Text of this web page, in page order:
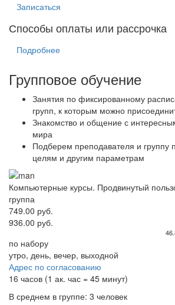
Записаться
Способы оплаты или рассрочка
Подробнее
Групповое обучение
Занятия по фиксированному
групп, к которым можно
Знакомство и общение с
мира
Подберем преподавателя и группу
целям и другим параметрам
Компьютерные курсы. Продвинутый
группа
749.00 руб.
936.00 руб.
по набору
утро, день, вечер, выходной
Адрес по согласованию
16 часов (1 ак. час = 45 минут)
В среднем в группе: 3 человек